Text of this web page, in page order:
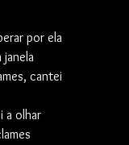
por ela
janela
cantei
a olhar